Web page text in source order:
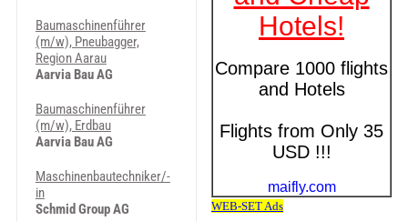
Baumaschinenführer
(m/w), Pneubagger,
Region Aarau
Aarvia Bau AG
Baumaschinenführer
(m/w), Erdbau
Aarvia Bau AG
Maschinenbautechniker/-
in
Schmid Group AG